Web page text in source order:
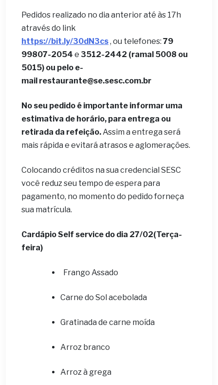
Pedidos realizado no dia anterior até às 17h
através do link
https://bit.ly/30dN3cs, ou telefones: 79
99807-2054 e 3512-2442 (ramal 5008 ou
5015) ou pelo e-
mail restaurante@se.sesc.com.br
No seu pedido é importante informar uma
estimativa de horário, para entrega ou
retirada da refeição.Assim a entrega será
mais rápida e evitará atrasos e aglomerações.
Colocando créditos na sua credencial SESC
você reduz seu tempo de espera para
pagamento, no momento do pedido forneça
sua matrícula.
Cardápio Self service do dia 27/02(Terça-
feira)
Frango Assado
Carne do Sol acebolada
Gratinada de carne moída
Arroz branco
Arroz à grega